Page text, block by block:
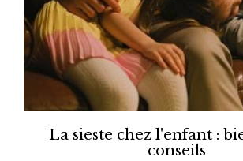
La sieste chez l'enfant :
conseils